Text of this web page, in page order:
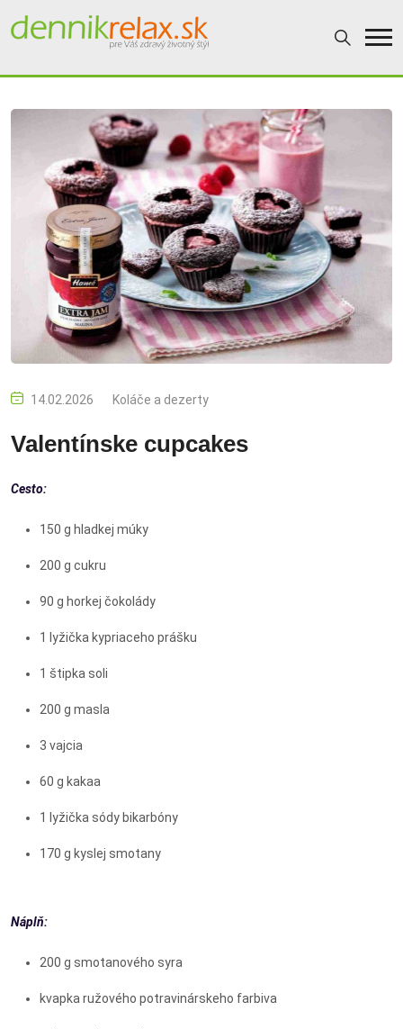
14.02.2026 Koláče a dezerty
Valentínske cupcakes
Cesto:
150 g hladkej múky
200 g cukru
90 g horkej čokolády
1 lyžička kypriaceho prášku
1 štipka soli
200 g masla
3 vajcia
60 g kakaa
1 lyžička sódy bikarbóny
170 g kyslej smotany
Náplň:
200 g smotanového syra
kvapka ružového potravinárskeho farbiva